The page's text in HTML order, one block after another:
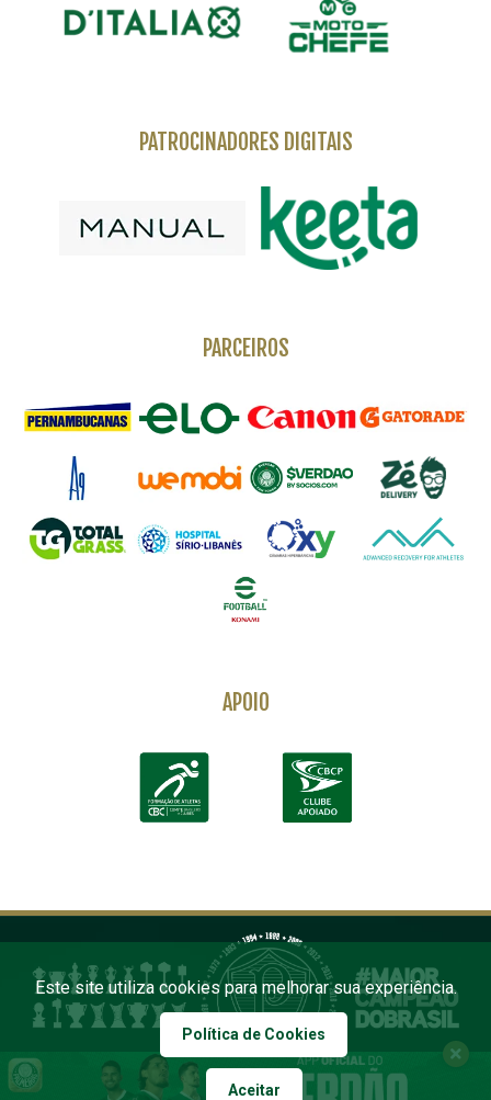
PATROCINADORES DIGITAIS
PARCEIROS
APOIO
Este site utiliza cookies para melhorar sua experiência.
Política de Cookies
Aceitar